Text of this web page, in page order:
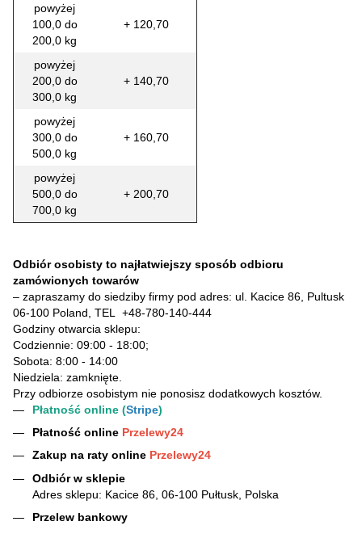
powyżej
100,0 do
200,0 kg
+ 120,70
powyżej
200,0 do
300,0 kg
+ 140,70
powyżej
300,0 do
500,0 kg
+ 160,70
powyżej
500,0 do
700,0 kg
+ 200,70
Odbiór osobisty to najłatwiejszy sposób odbioru
zamówionych towarów
– zapraszamy do siedziby firmy pod adres: ul. Kacice 86, Pultusk
06-100 Poland, TEL +48-780-140-444
Godziny otwarcia sklepu:
Codziennie: 09:00 - 18:00;
Sobota: 8:00 - 14:00
Niedziela: zamknięte.
Przy odbiorze osobistym nie ponosisz dodatkowych kosztów.
Płatność online (Stripe)
Płatność online Przelewy24
Zakup na raty online Przelewy24
Odbiór w sklepie
Adres sklepu: Kacice 86, 06-100 Pułtusk, Polska
Przelew bankowy